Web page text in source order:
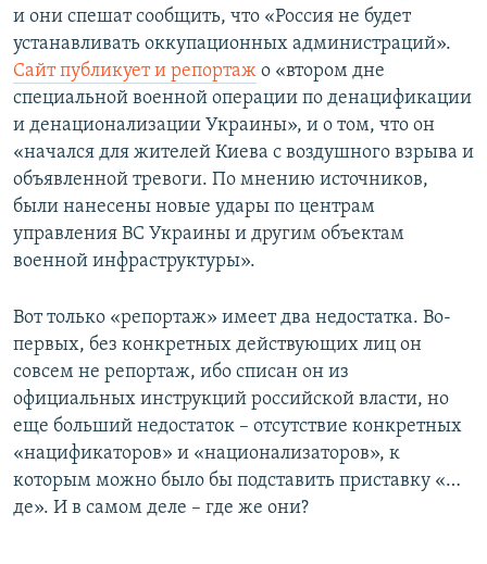
и они спешат сообщить, что «Россия не будет
устанавливать оккупационных администраций».
Сайт публикует и репортаж о «втором дне
специальной военной операции по денацификации
и денационализации Украины», и о том, что он
«начался для жителей Киева с воздушного взрыва и
объявленной тревоги. По мнению источников,
были нанесены новые удары по центрам
управления ВС Украины и другим объектам
военной инфраструктуры».
Вот только «репортаж» имеет два недостатка. Во-
первых, без конкретных действующих лиц он
совсем не репортаж, ибо списан он из
официальных инструкций российской власти, но
еще больший недостаток – отсутствие конкретных
«нацификаторов» и «национализаторов», к
которым можно было бы подставить приставку «…
де». И в самом деле – где же они?